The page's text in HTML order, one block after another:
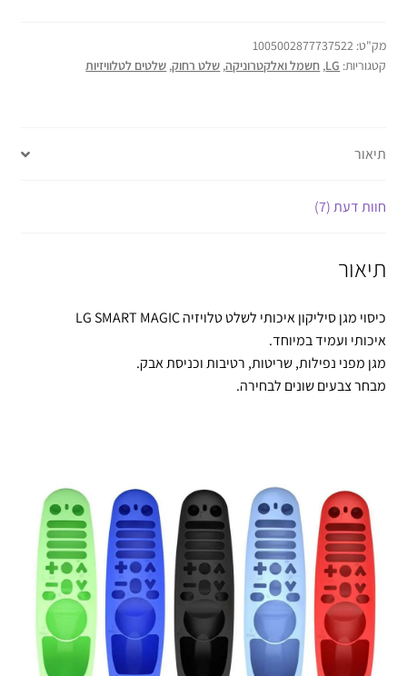
מק"ט: 1005002877737522
קטגוריות: LG
, חשמל ואלקטרוניקה, שלט רחוק, שלטים לטלוויזיות
תיאור
חוות דעת (7)
תיאור
כיסוי מגן סיליקון איכותי לשלט טלויזיה LG SMART MAGIC
איכותי ועמיד במיוחד.
מגן מפני נפילות, שריטות, רטיבות וכניסת אבק.
מבחר צבעים שונים לבחירה.